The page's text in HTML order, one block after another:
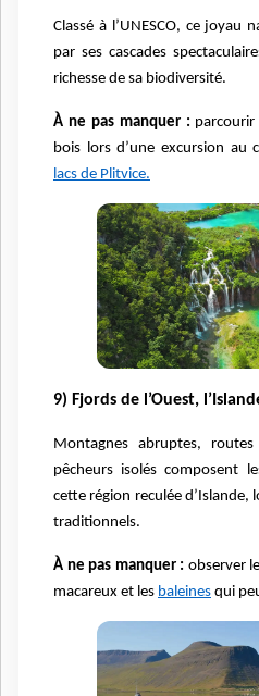
Classé à l’UNESCO, ce joyau
par ses cascades
richesse de sa biodiversité.
À ne pas manquer : parcourir
bois lors d’une excursion au
lacs de Plitvice.
9) Fjords de l’Ouest,
Montagnes abruptes,
pêcheurs isolés composent
cette région reculée
traditionnels.
À ne pas manquer : observer
macareux et les baleines qui